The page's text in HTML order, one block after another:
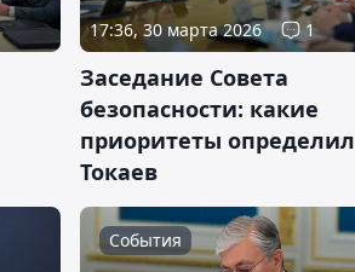
17:36, 30 марта 2026 1
Заседание Совета
безопасности: какие
приоритеты определил
Токаев
События